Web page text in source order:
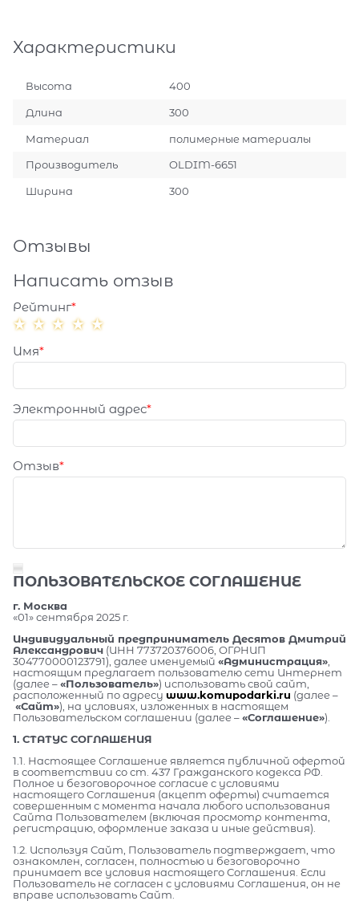
Характеристики
Высота 400
Длина 300
Материал полимерные материалы
Производитель OLDIM-6651
Ширина 300
Отзывы
Написать отзыв
Рейтинг
Имя
Электронный адрес
Отзыв
ПОЛЬЗОВАТЕЛЬСКОЕ СОГЛАШЕНИЕ
г. Москва
«01» сентября 2025 г.
Индивидуальный предприниматель Десятов Дмитрий
Александрович (ИНН 773720376006, ОГРНИП
304770000123791), далее именуемый «Администрация»,
настоящим предлагает пользователю сети Интернет
(далее –«Пользователь») использовать свой сайт,
расположенный по адресу www.komupodarki.ru (далее –
«Сайт»), на условиях, изложенных в настоящем
Пользовательском соглашении (далее –«Соглашение»).
1. СТАТУС СОГЛАШЕНИЯ
1.1. Настоящее Соглашение является публичной офертой
в соответствии со ст. 437 Гражданского кодекса РФ.
Полное и безоговорочное согласие с условиями
настоящего Соглашения (акцепт оферты) считается
совершенным с момента начала любого использования
Сайта Пользователем (включая просмотр контента,
регистрацию, оформление заказа и иные действия).
1.2. Используя Сайт, Пользователь подтверждает, что
ознакомлен, согласен, полностью и безоговорочно
принимает все условия настоящего Соглашения. Если
Пользователь не согласен с условиями Соглашения, он не
вправе использовать Сайт.